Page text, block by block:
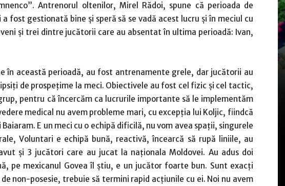
Antrenorul oltenilor, Mirel Rădoi, spune că perioada de
fost gestionată bine şi speră să se vadă acest lucru şi în meciul cu
şi trei dintre jucătorii care au absentat în ultima perioadă: Ivan,
în această perioadă, au fost antrenamente grele, dar jucătorii au
de prospeţime la meci. Obiectivele au fost cel fizic şi cel tactic,
pentru că încercăm ca lucrurile importante să le implementăm
medical nu avem probleme mari, cu excepţia lui Koljic, fiindcă
E un meci cu o echipă dificilă, nu vom avea spaţii, singurele
Voluntari e echipă bună, reactivă, încearcă să rupă liniile, au
şi 3 jucători care au jucat la naţionala Moldovei. Au adus doi
pe mexicanul Govea îl ştiu, e un jucător foarte bun. Sunt exacţi
non-posesie, trebuie să termini rapid acţiunile cu ei. Noi nu avem